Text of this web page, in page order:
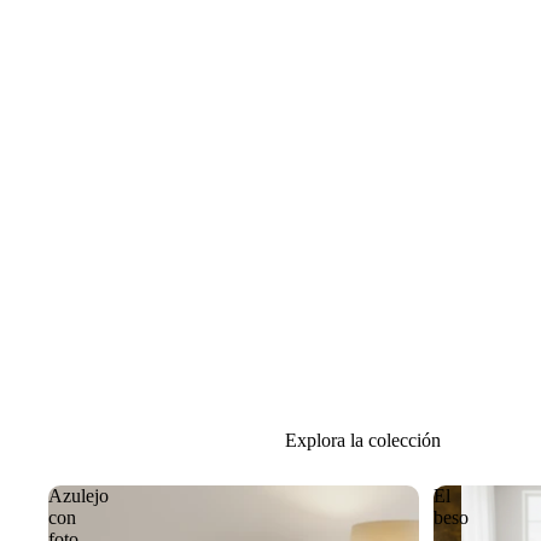
Explora la colección
Azulejo
con
El
beso